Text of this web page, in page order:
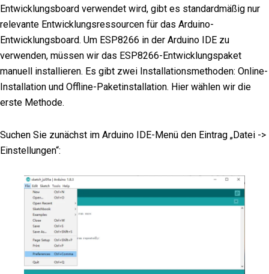
Entwicklungsboard verwendet wird, gibt es standardmäßig nur
relevante Entwicklungsressourcen für das Arduino-
Entwicklungsboard. Um ESP8266 in der Arduino IDE zu
verwenden, müssen wir das ESP8266-Entwicklungspaket
manuell installieren. Es gibt zwei Installationsmethoden: Online-
Installation und Offline-Paketinstallation. Hier wählen wir die
erste Methode.
Suchen Sie zunächst im Arduino IDE-Menü den Eintrag „Datei ->
Einstellungen“: